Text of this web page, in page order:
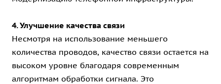
4. Улучшение качества связи
Несмотря на использование меньшего
количества проводов, качество связи остается на
высоком уровне благодаря современным
алгоритмам обработки сигнала. Это